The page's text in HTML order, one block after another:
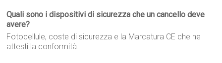
Quali sono i dispositivi di sicurezza che un cancello deve
avere?
Fotocellule, coste di sicurezza e la Marcatura CE che ne
attesti la conformità.